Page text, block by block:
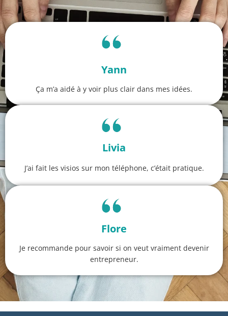
Yann
Ça m’a aidé à y voir plus clair dans mes idées.
Livia
J’ai fait les visios sur mon téléphone, c’était pratique.
Flore
Je recommande pour savoir si on veut vraiment devenir
entrepreneur.